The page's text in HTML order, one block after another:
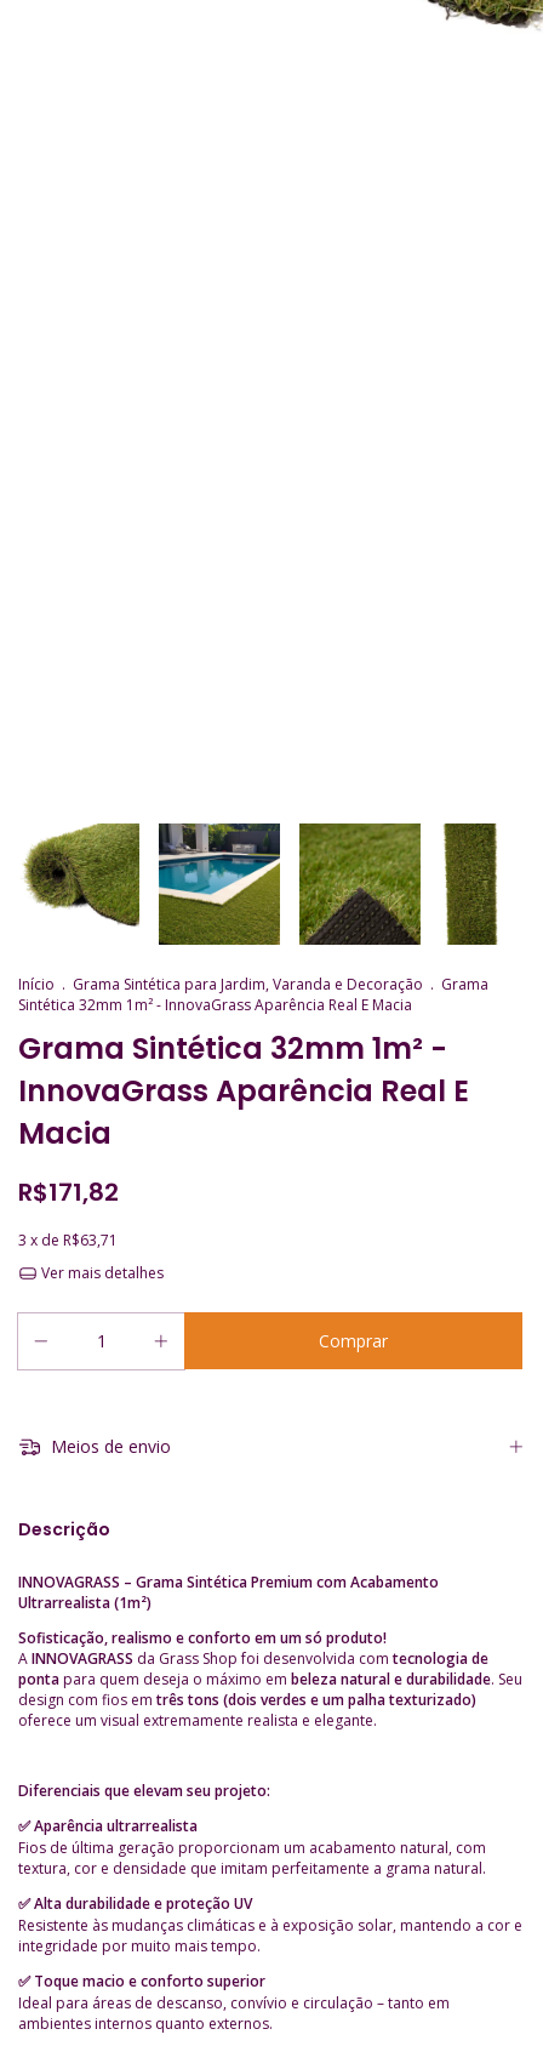
Início . Grama Sintética para Jardim, Varanda e Decoração . Grama
Sintética 32mm 1m² - InnovaGrass Aparência Real E Macia
Grama Sintética 32mm 1m² -
InnovaGrass Aparência Real E
Macia
R$171,82
3 x de R$63,71
Ver mais detalhes
Meios de envio
Descrição
INNOVAGRASS – Grama Sintética Premium com Acabamento
Ultrarrealista (1m²)
Sofisticação, realismo e conforto em um só produto!
AINNOVAGRASS da Grass Shop foi desenvolvida comtecnologia de
pontapara quem deseja o máximo em beleza natural e durabilidade. Seu
design com fios emtrês tons (dois verdes e um palha texturizado)
oferece um visual extremamente realista e elegante.
Diferenciais que elevam seu projeto:
✅Aparência ultrarrealista
Fios de última geração proporcionam um acabamento natural, com
textura, cor e densidade que imitam perfeitamente a grama natural.
✅Alta durabilidade e proteção UV
Resistente às mudanças climáticas e à exposição solar, mantendo a cor e
integridade por muito mais tempo.
✅Toque macio e conforto superior
Ideal para áreas de descanso, convívio e circulação – tanto em
ambientes internos quanto externos.